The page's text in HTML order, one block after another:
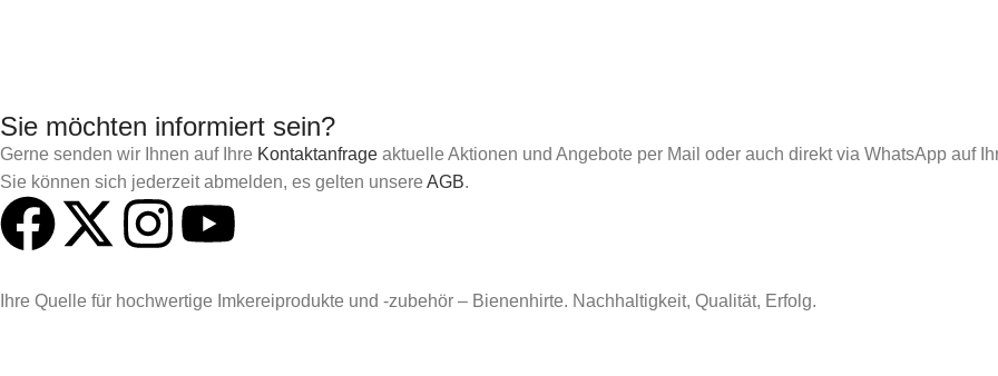
Sie möchten informiert sein?
Gerne senden wir Ihnen auf Ihre Kontaktanfrage aktuelle Aktionen und Angebote per Mail oder auch direkt via WhatsApp auf
Sie können sich jederzeit abmelden, es gelten unsereAGB.
Ihre Quelle für hochwertige Imkereiprodukte und -zubehör – Bienenhirte. Nachhaltigkeit, Qualität, Erfolg.